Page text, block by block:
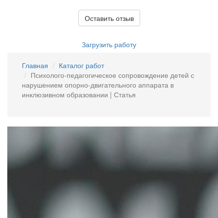
Оставить отзыв
Загрузить работу
Главная
Каталог работ
Психолого-педагогическое сопровождение детей с
нарушением опорно-двигательного аппарата в
инклюзивном образовании | Статья